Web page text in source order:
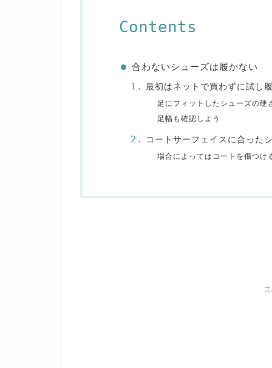
Contents
合わないシューズは履かない
最初はネットで買わずに試し
足にフィットしたシューズの硬
足幅も確認しよう
コートサーフェイスに合った
場合によってはコートを傷つけ